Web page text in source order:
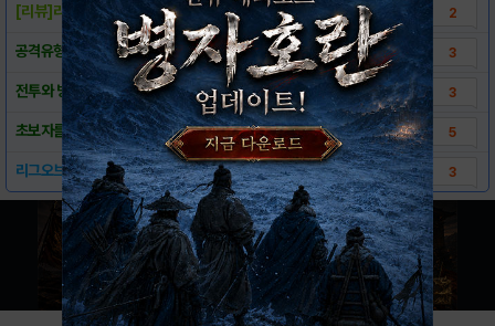
[리뷰]리그 오브 워즈, 군사력 최강을 꿈꾸다.. 2
공격유형에 대하여 3
전투와 방어 3
초보자를 위한 팁 5
리그오브워즈 병기 및 시설 레벨별 정보 모음 3